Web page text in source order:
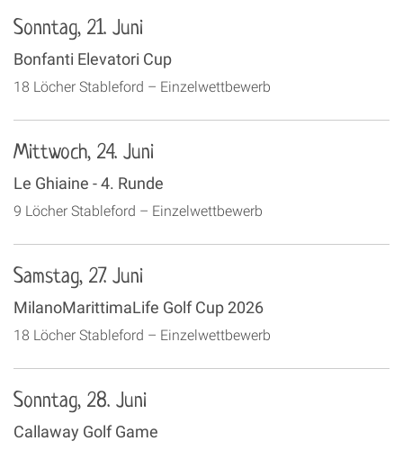
Sonntag, 21. Juni
Bonfanti Elevatori Cup
18 Löcher Stableford – Einzelwettbewerb
Mittwoch, 24. Juni
Le Ghiaine - 4. Runde
9 Löcher Stableford – Einzelwettbewerb
Samstag, 27. Juni
MilanoMarittimaLife Golf Cup 2026
18 Löcher Stableford – Einzelwettbewerb
Sonntag, 28. Juni
Callaway Golf Game